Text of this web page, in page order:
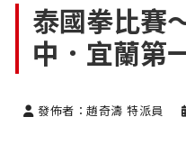
泰國拳比賽
中．宜蘭第
發佈者：趙奇濤 特派員